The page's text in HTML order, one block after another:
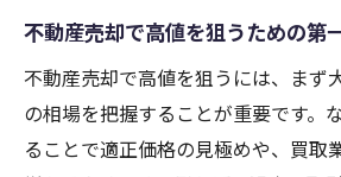
大阪の不動産買取業者の活
買取相場を知って損しな
関西エリアで注目の不動
不動産買取業者一覧を比
不動産売却で高値を狙うための第
不動産売却で高値を狙うには、まず
の相場を把握することが重要です。
ることで適正価格の見極めや、買取